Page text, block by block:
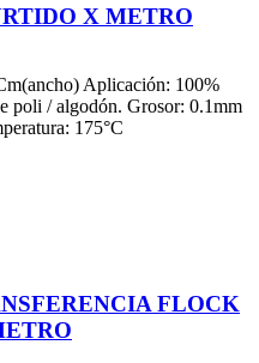
X METRO
Aplicación: 100%
poli / algodón. Grosor: 0.1mm
175°C
FLOCK